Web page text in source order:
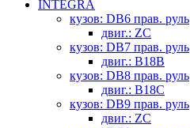
INTEGRA
кузов: DB6 прав. руль
двиг.: ZC
кузов: DB7 прав. руль
двиг.: B18B
кузов: DB8 прав. руль
двиг.: B18C
кузов: DB9 прав. руль
двиг.: ZC